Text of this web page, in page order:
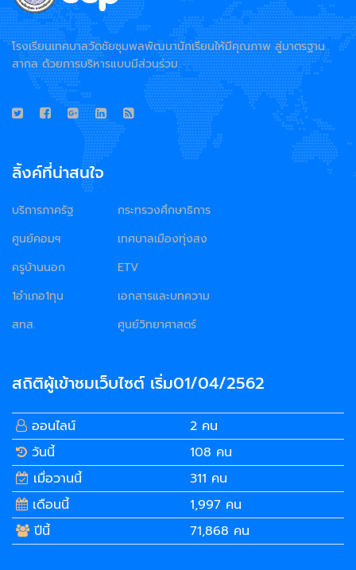
โรงเรียนเทศบาลวัดชัยชุมพลพัฒนานักเรียนให้มีคุณภาพ สู่มาตรฐาน
สากล ด้วยการบริหารแบบมีส่วนร่วม..
ลิ้งค์ที่น่าสนใจ
บริการภาครัฐ
ศูนย์คอมฯ
ครูบ้านนอก
1อำเภอ1ทุน
สทส.
กระทรวงศึกษาธิการ
เทศบาลเมืองทุ่งสง
ETV
เอกสารและบทความ
ศูนย์วิทยาศาสตร์
สถิติผู้เข้าชมเว็บไซต์ เริ่ม01/04/2562
ออนไลน์
2 คน
วันนี้
108 คน
เมื่อวานนี้
311 คน
เดือนนี้
1,997 คน
ปีนี้
71,868 คน